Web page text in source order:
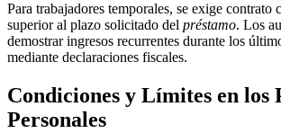
Para trabajadores temporales, se exige contrato
superior al plazo solicitado del préstamo. Los
demostrar ingresos recurrentes durante los
mediante declaraciones fiscales.
Condiciones y Límites en los
Personales